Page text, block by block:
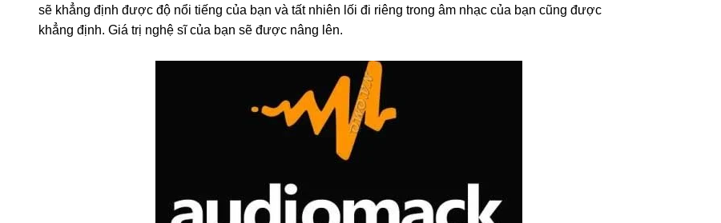
sẽ khẳng định được độ nổi tiếng của bạn và tất nhiên lối đi riêng trong âm nhạc của bạn cũng được
khẳng định. Giá trị nghệ sĩ của bạn sẽ được nâng lên.